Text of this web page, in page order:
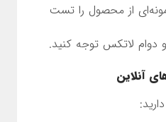
از محصول را تست
لاتکس توجه کنید.